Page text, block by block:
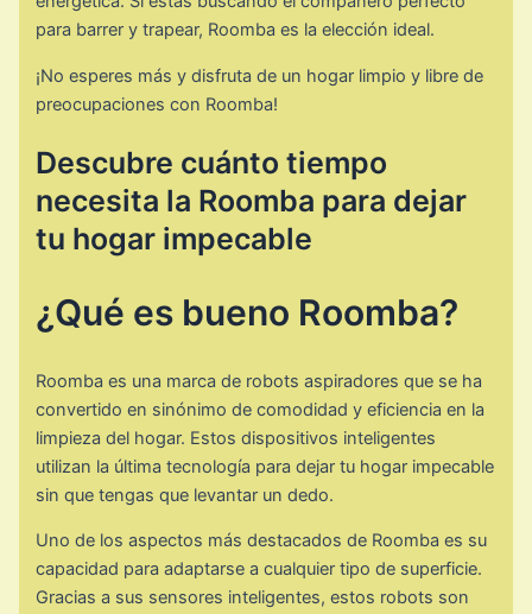
para barrer y trapear, Roomba es la elección ideal.
¡No esperes más y disfruta de un hogar limpio y libre de
preocupaciones con Roomba!
Descubre cuánto tiempo
necesita la Roomba para dejar
tu hogar impecable
¿Qué es bueno Roomba?
Roomba es una marca de robots aspiradores que se ha
convertido en sinónimo de comodidad y eficiencia en la
limpieza del hogar. Estos dispositivos inteligentes
utilizan la última tecnología para dejar tu hogar impecable
sin que tengas que levantar un dedo.
Uno de los aspectos más destacados de Roomba es su
capacidad para adaptarse a cualquier tipo de superficie.
Gracias a sus sensores inteligentes, estos robots son